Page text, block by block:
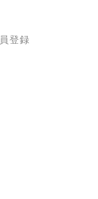
登録